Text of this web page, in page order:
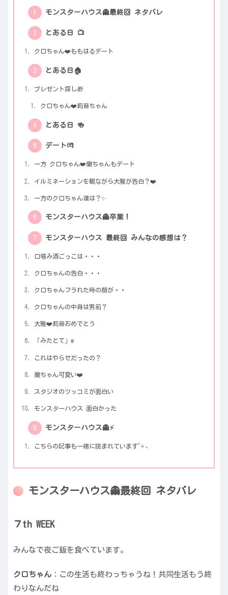
モンスターハウス👻最終回 ネタバレ
とある日 📺
クロちゃん❤️ももはるデート
とある日🏠
プレゼント探し🎁
クロちゃん❤️莉音ちゃん
とある日 🍻
デート💏
一方 クロちゃん❤️蘭ちゃんもデート
イルミネーションを観ながら大雅が告白？❤️
一方のクロちゃん達は？✨
モンスターハウス👻卒業！
モンスターハウス 最終回 みんなの感想は？
口噛み酒ごっこは・・・
クロちゃんの告白・・・
クロちゃんフラれた時の顔が・・
クロちゃんの中身は男前？
大雅❤️莉音おめでとう
「みたとて」w
これはやらせだったの？
蘭ちゃん可愛い❤️
スタジオのツッコミが面白い
モンスターハウス 面白かった
モンスターハウス👻⚡️
こちらの記事も一緒に読まれています˚✧₊
モンスターハウス👻最終回 ネタバレ
７th WEEK
みんなで夜ご飯を食べています。
クロちゃん ：この生活も終わっちゃうね！共同生活もう終
わりなんだね